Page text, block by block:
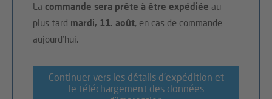
La commande sera prête à être expédiée au
plus tard mardi, 11. août, en cas de commande
aujourd’hui.
Continuer vers les détails d’expédition et
le téléchargement des données